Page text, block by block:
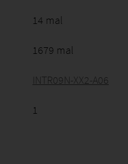
14 mal
1679 mal
INTR09N-XX2-A06
1